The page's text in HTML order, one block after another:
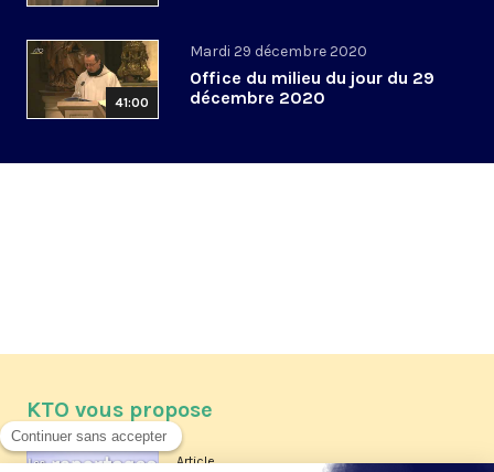
41:00
Mardi 29 décembre 2020
Office du milieu du jour du 29
décembre 2020
KTO vous propose
Article